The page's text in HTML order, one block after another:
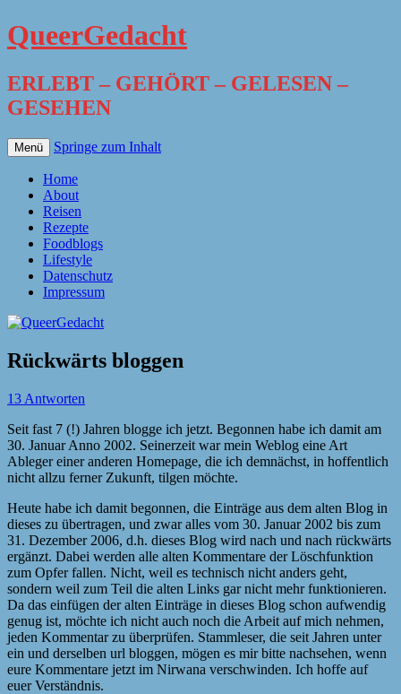
QueerGedacht
ERLEBT – GEHÖRT – GELESEN –
GESEHEN
Menü Springe zum Inhalt
Home
About
Reisen
Rezepte
Foodblogs
Lifestyle
Datenschutz
Impressum
Rückwärts bloggen
13 Antworten
Seit fast 7 (!) Jahren blogge ich jetzt. Begonnen habe ich damit am
30. Januar Anno 2002. Seinerzeit war mein Weblog eine Art
Ableger einer anderen Homepage, die ich demnächst, in hoffentlich
nicht allzu ferner Zukunft, tilgen möchte.
Heute habe ich damit begonnen, die Einträge aus dem alten Blog in
dieses zu übertragen, und zwar alles vom 30. Januar 2002 bis zum
31. Dezember 2006, d.h. dieses Blog wird nach und nach rückwärts
ergänzt. Dabei werden alle alten Kommentare der Löschfunktion
zum Opfer fallen. Nicht, weil es technisch nicht anders geht,
sondern weil zum Teil die alten Links gar nicht mehr funktionieren.
Da das einfügen der alten Einträge in dieses Blog schon aufwendig
genug ist, möchte ich nicht auch noch die Arbeit auf mich nehmen,
jeden Kommentar zu überprüfen. Stammleser, die seit Jahren unter
ein und derselben url bloggen, mögen es mir bitte nachsehen, wenn
eure Kommentare jetzt im Nirwana verschwinden. Ich hoffe auf
euer Verständnis.